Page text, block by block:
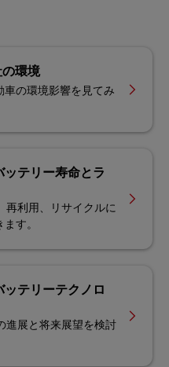
環境
車の環境影響を見てみ
ッテリー寿命とラ
再利用、リサイクルに
す。
ッテリーテクノロ
進展と将来展望を検討